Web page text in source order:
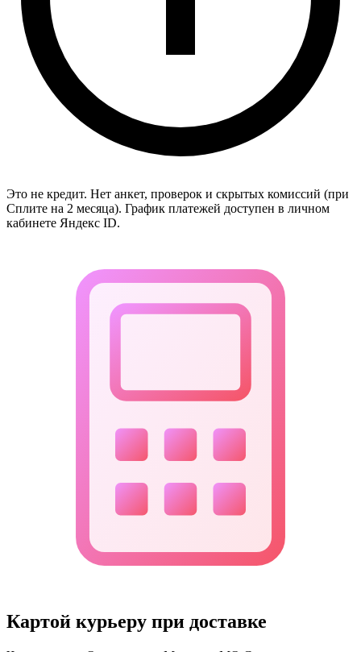
Это не кредит. Нет анкет, проверок и скрытых комиссий (при
Сплите на 2 месяца). График платежей доступен в личном
кабинете Яндекс ID.
Картой курьеру при доставке